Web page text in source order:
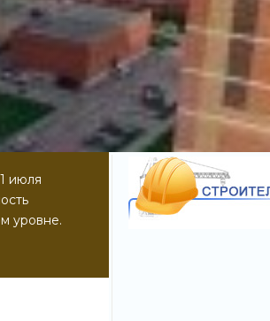
июля
уровне.